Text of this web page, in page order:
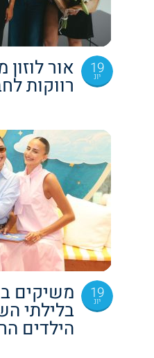
19
יונ אור
רווקות
19
יונ משיקים
בלילתי
הילדים